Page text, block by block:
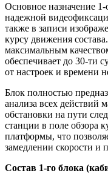
Основное назначение 1-
надежной
также в записи
курсу движения
максимальным
обеспечивает до 30-ти
от настроек и времени
Блок полностью
анализа всех действий
обстановки на пути
станции в поле обзора
платформы, что
замедлении скорости и
Состав 1-го блока